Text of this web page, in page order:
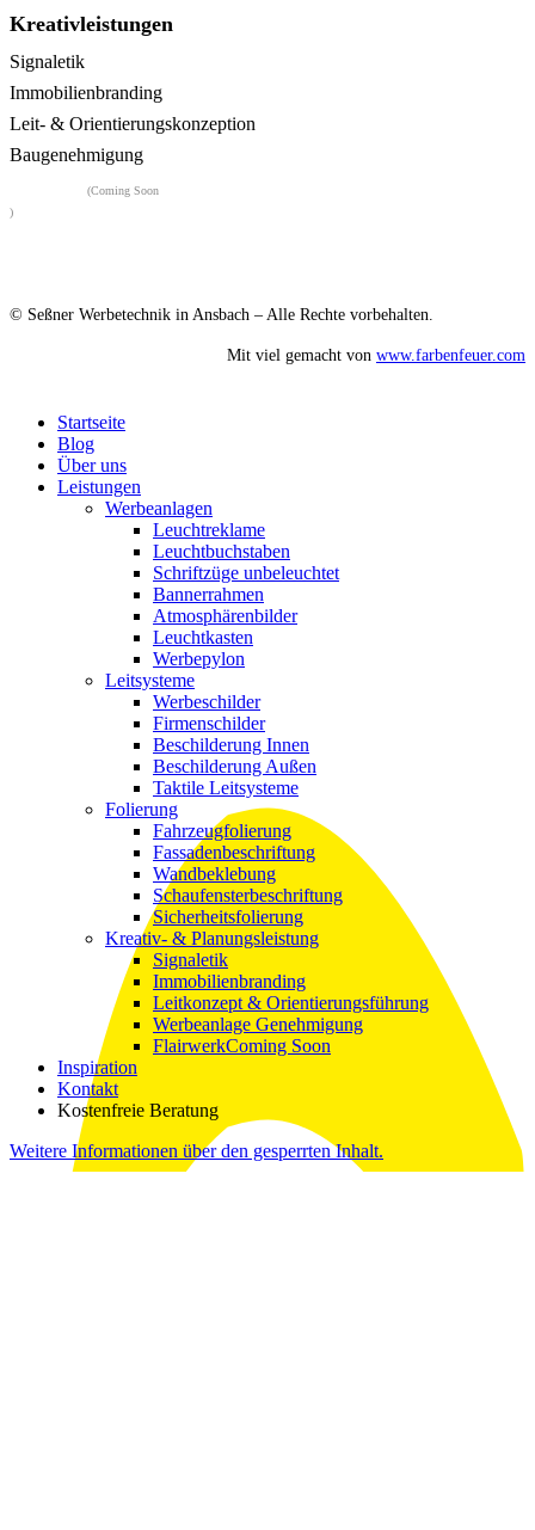
Kreativleistungen
Signaletik
Immobilienbranding
Leit- & Orientierungskonzeption
Baugenehmigung
(Coming Soon
)
© Seßner Werbetechnik in Ansbach – Alle Rechte vorbehalten.
Mit viel gemacht von www.farbenfeuer.com
Close
Menu
Startseite
Blog
Über uns
Leistungen
Werbeanlagen
Leuchtreklame
Leuchtbuchstaben
Schriftzüge unbeleuchtet
Bannerrahmen
Atmosphärenbilder
Leuchtkasten
Werbepylon
Leitsysteme
Werbeschilder
Firmenschilder
Beschilderung Innen
Beschilderung Außen
Taktile Leitsysteme
Folierung
Fahrzeugfolierung
Fassadenbeschriftung
Wandbeklebung
Schaufensterbeschriftung
Sicherheitsfolierung
Kreativ- & Planungsleistung
Signaletik
Immobilienbranding
Leitkonzept & Orientierungsführung
Werbeanlage Genehmigung
FlairwerkComing Soon
Inspiration
Kontakt
Kostenfreie Beratung
Weitere Informationen über den gesperrten Inhalt.